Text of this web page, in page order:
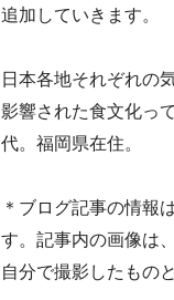
追加していきます。
日本各地それぞれの
影響された食文化っ
代。福岡県在住。
＊ブログ記事の情報
す。記事内の画像は
自分で撮影したもの